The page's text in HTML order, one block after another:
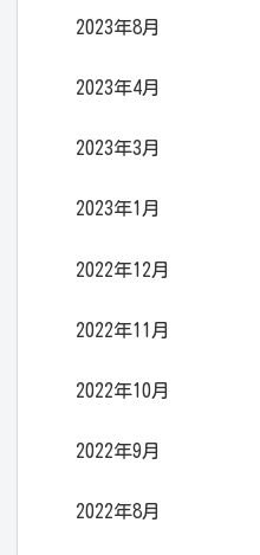
2023年8月
2023年4月
2023年3月
2023年1月
2022年12月
2022年11月
2022年10月
2022年9月
2022年8月